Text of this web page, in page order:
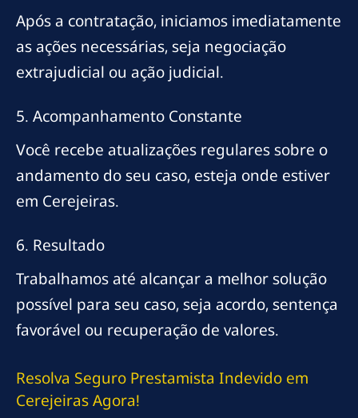
Após a contratação, iniciamos imediatamente
as ações necessárias, seja negociação
extrajudicial ou ação judicial.
5. Acompanhamento Constante
Você recebe atualizações regulares sobre o
andamento do seu caso, esteja onde estiver
em Cerejeiras.
6. Resultado
Trabalhamos até alcançar a melhor solução
possível para seu caso, seja acordo, sentença
favorável ou recuperação de valores.
Resolva Seguro Prestamista Indevido em
Cerejeiras Agora!